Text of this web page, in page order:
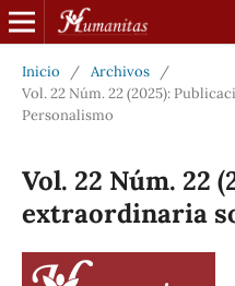
Inicio / Archivos
/
Vol. 22 Núm. 22 (2025):
Personalismo
Vol. 22 Núm. 22
extraordinaria